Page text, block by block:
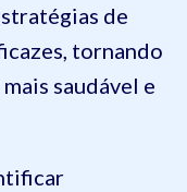
de
tornando
saudável e